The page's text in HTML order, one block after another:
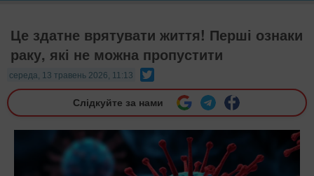
Це здатне врятувати життя! Перші ознаки
раку, які не можна пропустити
середа, 13 травень 2026, 11:13
Слідкуйте за нами